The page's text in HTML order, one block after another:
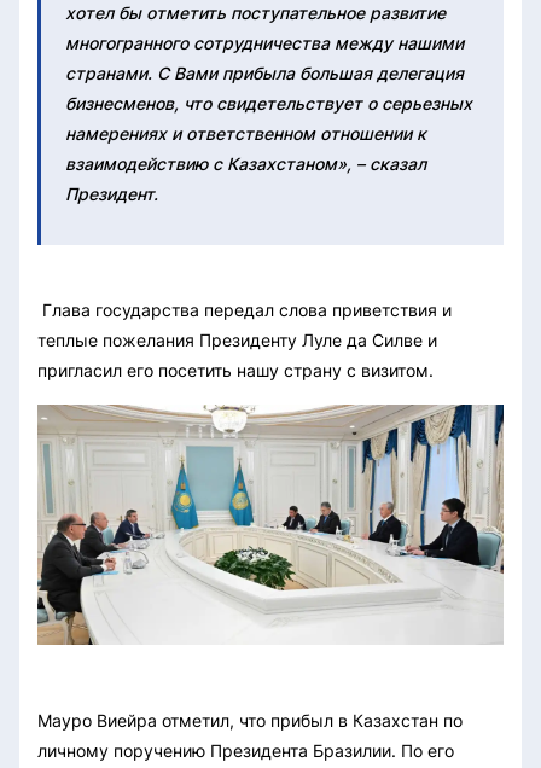
хотел бы отметить поступательное развитие
многогранного сотрудничества между нашими
странами. С Вами прибыла большая делегация
бизнесменов, что свидетельствует о серьезных
намерениях и ответственном отношении к
взаимодействию с Казахстаном», – сказал
Президент.
Глава государства передал слова приветствия и
теплые пожелания Президенту Луле да Силве и
пригласил его посетить нашу страну с визитом.
Мауро Виейра отметил, что прибыл в Казахстан по
личному поручению Президента Бразилии. По его